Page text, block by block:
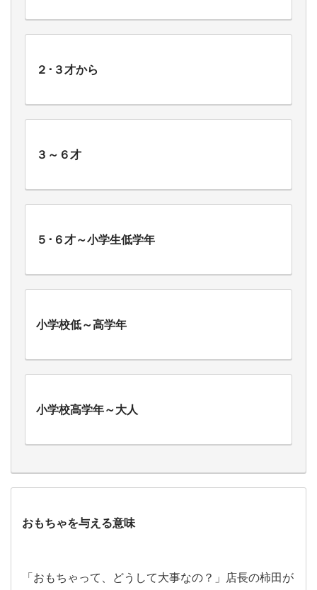
２･３才から
３～６才
５･６才～小学生低学年
小学校低～高学年
小学校高学年～大人
おもちゃを与える意味
「おもちゃって、どうして大事なの？」店長の柿田が